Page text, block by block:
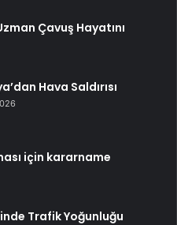
Çavuş Hayatını
Hava Saldırısı
için kararname
Trafik Yoğunluğu